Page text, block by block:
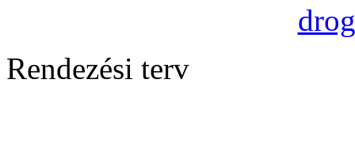
Rendezési terv